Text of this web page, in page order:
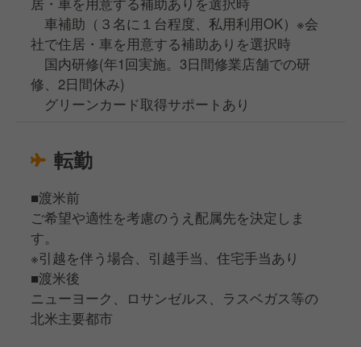
車補助（３名に１台程度、私用利用OK）※会
社で住居・車を用意する補助ありを選択時
国内研修(年1回実施。3日間修業店舗での研
修、2日間休み)
グリーンカード取得サポートあり
転勤
■渡米前
ご希望や適性を考慮のうえ配属先を決定しま
す。
※引越を伴う場合、引越手当、住宅手当あり
■渡米後
ニューヨーク、ロサンゼルス、ラスベガス等の
北米主要都市